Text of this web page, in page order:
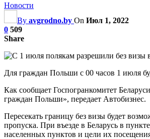
Новости
By avgrodno.by On Июл 1, 2022
0 509
Share
Для граждан Польши с 00 часов 1 июля
Как сообщает Госпогранкомитет
граждан Польши», передает Автобизнес.
Пересекать границу без визы будет
пропуска. При въезде в Беларусь в
населенных пунктов и цели их